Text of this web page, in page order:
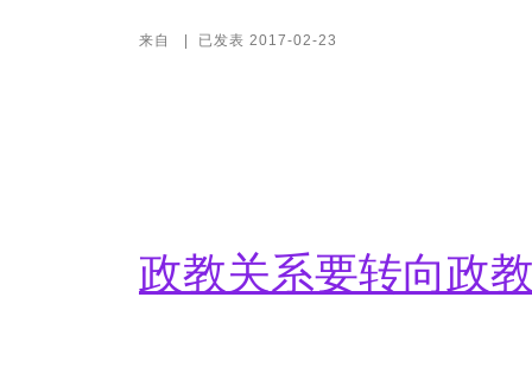
来自 已发表 2017-02-23
政教关系要转向政